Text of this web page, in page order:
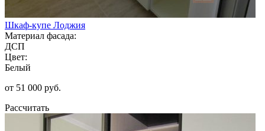
Шкаф-купе Лоджия
Материал фасада:
ДСП
Цвет:
Белый
от 51 000 руб.
Рассчитать